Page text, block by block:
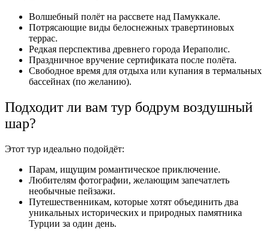
Волшебный полёт на рассвете над Памуккале.
Потрясающие виды белоснежных травертиновых
террас.
Редкая перспектива древнего города Иераполис.
Праздничное вручение сертификата после полёта.
Свободное время для отдыха или купания в термальных
бассейнах (по желанию).
Подходит ли вам тур бодрум воздушный
шар?
Этот тур идеально подойдёт:
Парам, ищущим романтическое приключение.
Любителям фотографии, желающим запечатлеть
необычные пейзажи.
Путешественникам, которые хотят объединить два
уникальных исторических и природных памятника
Турции за один день.